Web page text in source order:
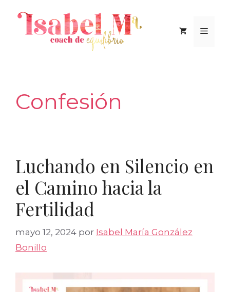
contenido
Menú
Confesión
Luchando en Silencio en
el Camino hacia la
Fertilidad
mayo 12, 2024 por Isabel María González
Bonillo